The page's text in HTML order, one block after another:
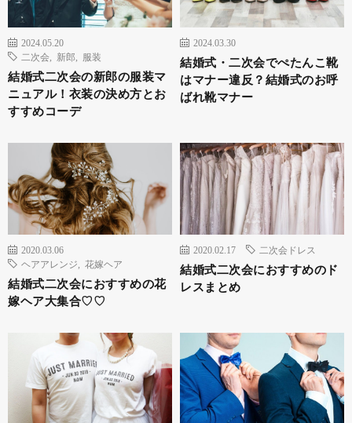
2024.05.20
二次会
新郎 服装
結婚式二次会の新郎の服装マ
ニュアル！衣装の決め方とお
すすめコーデ
2024.03.30
結婚式・二次会でぺたんこ靴
はマナー違反？結婚式のお呼
ばれ靴マナー
2020.03.06
ヘアアレンジ
花嫁ヘア
結婚式二次会におすすめの花
嫁ヘア大集合♡♡
2020.02.17 二次会ドレス
結婚式二次会におすすめのド
レスまとめ